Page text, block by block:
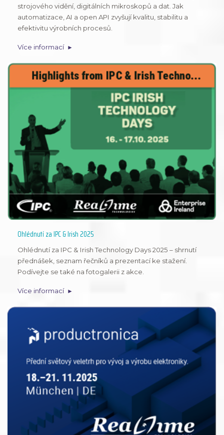
strojového vidění, digitálních mikroskopů a dat. Jak
automatizace, AI a open API zvyšují kvalitu, stabilitu a
efektivitu výrobních procesů.
Více informací
Ohlédnutí za IPC & Irish 2025
Ohlédnutí za IPC & Irish Technology Days 2025 – shrnutí
přednášek, seznam řečníků a prezentací ke stažení.
Podívejte se také na fotogalerii z akce.
Více informací